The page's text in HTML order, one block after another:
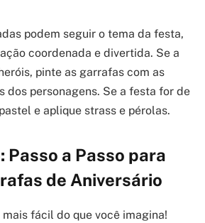
podem seguir o tema da festa,
coordenada e divertida. Se a
pinte as garrafas com as
dos personagens. Se a festa for de
e aplique strass e pérolas.
Passo a Passo para
de Aniversário
fácil do que você imagina!